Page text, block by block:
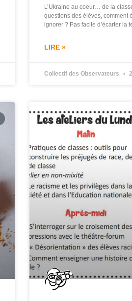
L’Ukraine au coeur… de la
questions des élèves, comment
ignorer ? Pas facile d’écarter la
LIRE »
Collectif des Observateurs